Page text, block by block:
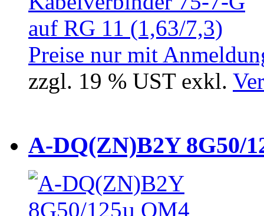
Preise nur mit
zzgl. 19 % UST exkl.
A-DQ(ZN)B2Y 8G50/